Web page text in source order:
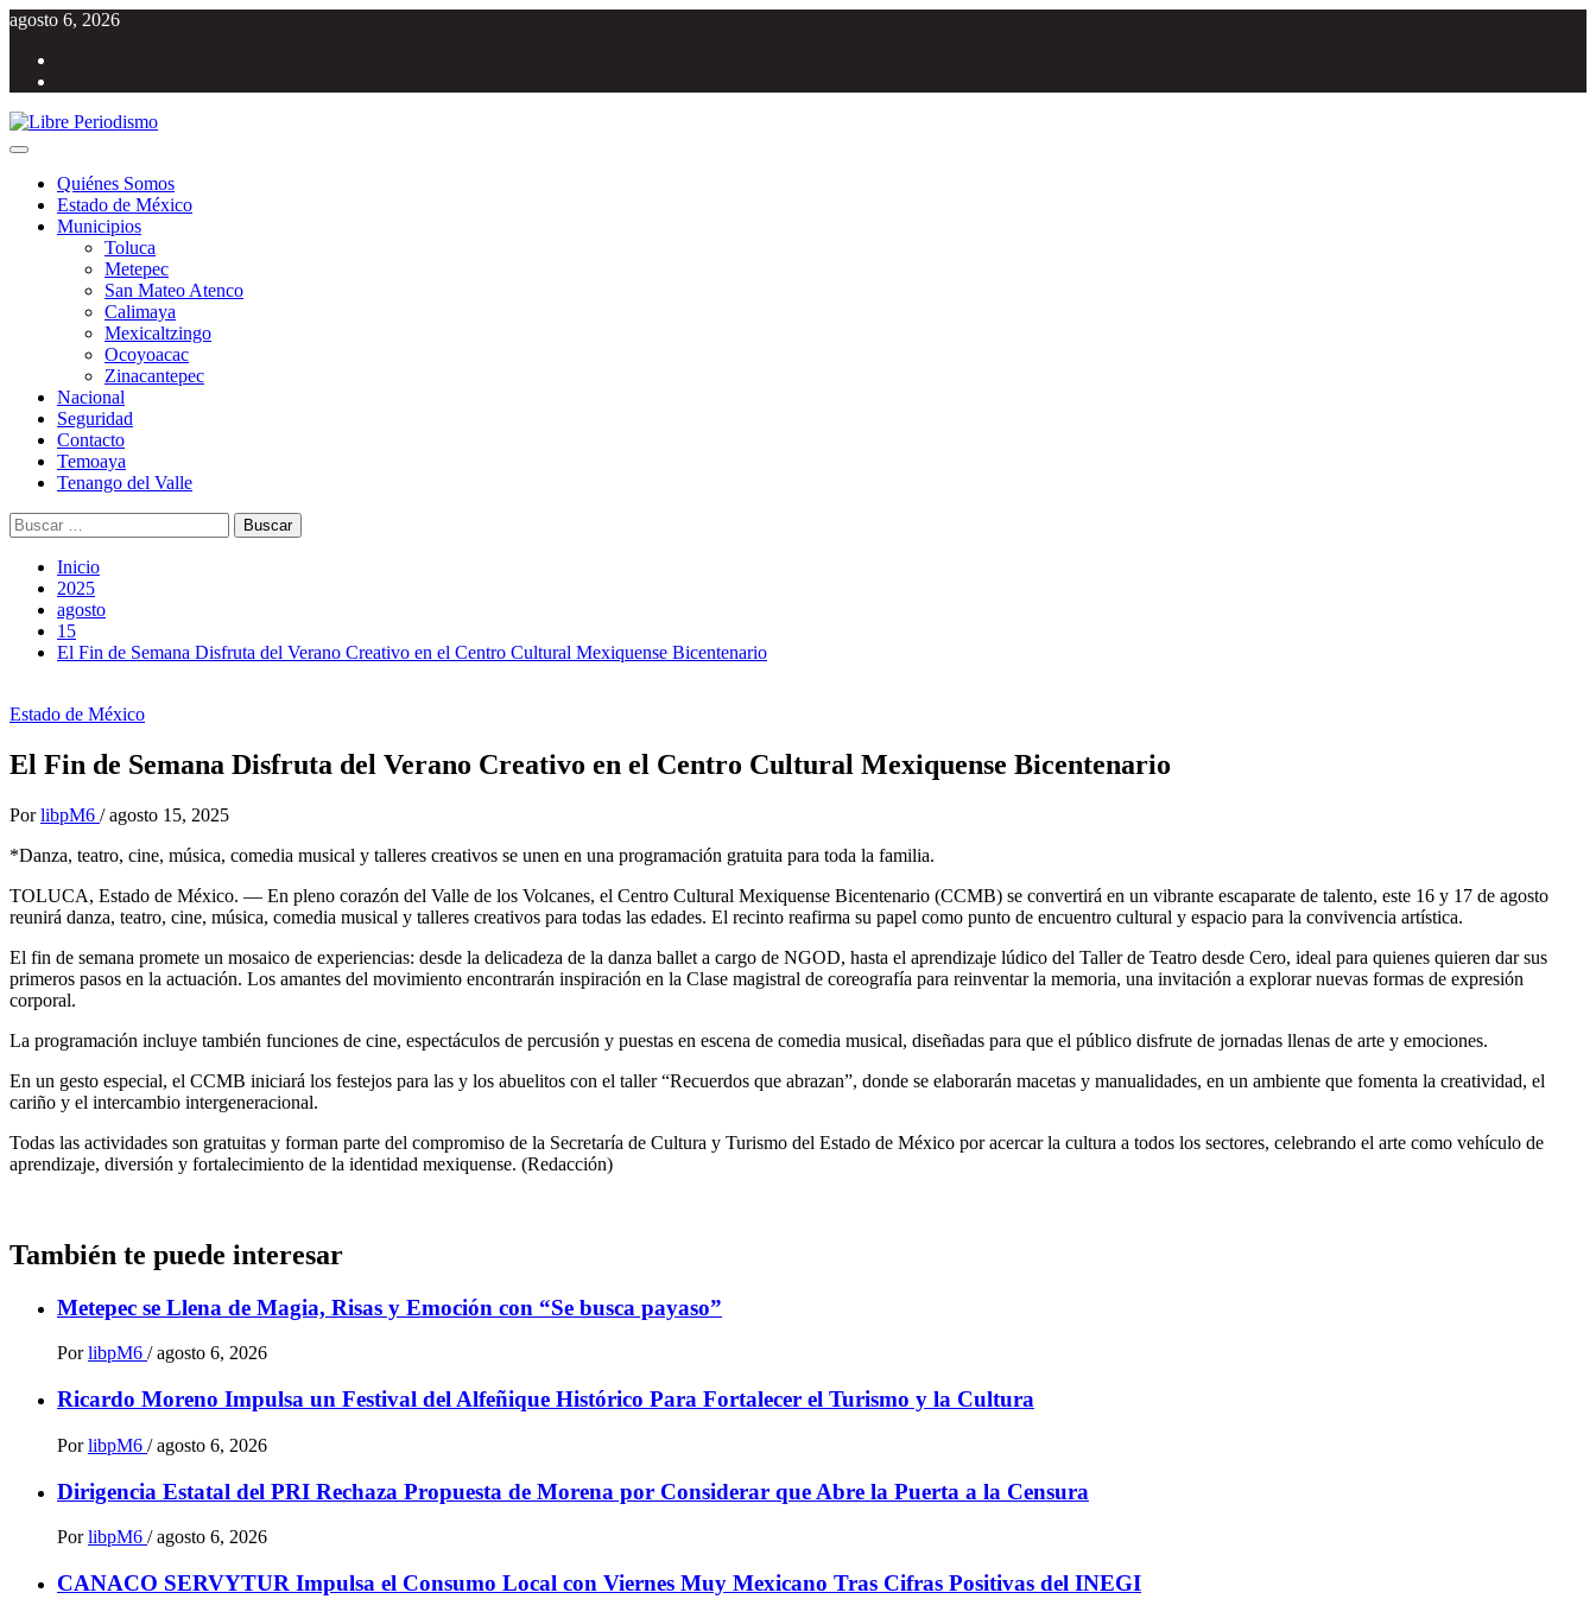
Saltar
contenido
agosto 6, 2026
Menú
principalQuiénes Somos
Estado de México
Municipios
Toluca
Metepec
San Mateo Atenco
Calimaya
Mexicaltzingo
Ocoyoacac
Zinacantepec
Nacional
Seguridad
Contacto
Temoaya
Tenango del Valle
Buscar:
Inicio
2025
agosto
15
El Fin de Semana Disfruta del Verano Creativo en el Centro Cultural Mexiquense Bicentenario
Estado de México
El Fin de Semana Disfruta del Verano Creativo en el Centro Cultural Mexiquense Bicentenario
Por libpM6 / agosto 15, 2025
*Danza, teatro, cine, música, comedia musical y talleres creativos se unen en una programación gratuita para toda la familia.
TOLUCA, Estado de México. — En pleno corazón del Valle de los Volcanes, el Centro Cultural Mexiquense Bicentenario (CCMB) se convertirá en un vibrante escaparate de talento, este 16 y 17 de agosto
reunirá danza, teatro, cine, música, comedia musical y talleres creativos para todas las edades. El recinto reafirma su papel como punto de encuentro cultural y espacio para la convivencia artística.
El fin de semana promete un mosaico de experiencias: desde la delicadeza de la danza ballet a cargo de NGOD, hasta el aprendizaje lúdico del Taller de Teatro desde Cero, ideal para quienes quieren dar sus
primeros pasos en la actuación. Los amantes del movimiento encontrarán inspiración en la Clase magistral de coreografía para reinventar la memoria, una invitación a explorar nuevas formas de expresión
corporal.
La programación incluye también funciones de cine, espectáculos de percusión y puestas en escena de comedia musical, diseñadas para que el público disfrute de jornadas llenas de arte y emociones.
En un gesto especial, el CCMB iniciará los festejos para las y los abuelitos con el taller “Recuerdos que abrazan”, donde se elaborarán macetas y manualidades, en un ambiente que fomenta la creatividad, el
cariño y el intercambio intergeneracional.
Todas las actividades son gratuitas y forman parte del compromiso de la Secretaría de Cultura y Turismo del Estado de México por acercar la cultura a todos los sectores, celebrando el arte como vehículo de
aprendizaje, diversión y fortalecimiento de la identidad mexiquense. (Redacción)
También te puede interesar
Metepec se Llena de Magia, Risas y Emoción con “Se busca payaso”
Por libpM6 / agosto 6, 2026
Ricardo Moreno Impulsa un Festival del Alfeñique Histórico Para Fortalecer el Turismo y la Cultura
Por libpM6 / agosto 6, 2026
Dirigencia Estatal del PRI Rechaza Propuesta de Morena por Considerar que Abre la Puerta a la Censura
Por libpM6 / agosto 6, 2026
CANACO SERVYTUR Impulsa el Consumo Local con Viernes Muy Mexicano Tras Cifras Positivas del INEGI